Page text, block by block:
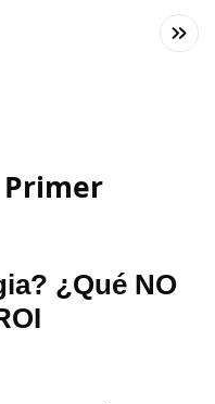
Primer
¿Qué NO